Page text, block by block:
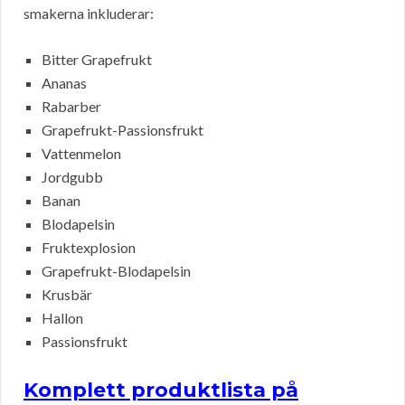
smakerna inkluderar:
Bitter Grapefrukt
Ananas
Rabarber
Grapefrukt-Passionsfrukt
Vattenmelon
Jordgubb
Banan
Blodapelsin
Fruktexplosion
Grapefrukt-Blodapelsin
Krusbär
Hallon
Passionsfrukt
Komplett produktlista på